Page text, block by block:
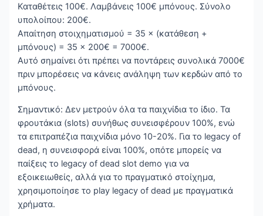
Καταθέτεις 100€. Λαμβάνεις 100€ μπόνους. Σύνολο
υπολοίπου: 200€.
Απαίτηση στοιχηματισμού = 35 × (κατάθεση +
μπόνους) = 35 × 200€ = 7000€.
Αυτό σημαίνει ότι πρέπει να ποντάρεις συνολικά 7000€
πριν μπορέσεις να κάνεις ανάληψη των κερδών από το
μπόνους.
Σημαντικό: Δεν μετρούν όλα τα παιχνίδια το ίδιο. Τα
φρουτάκια (slots) συνήθως συνεισφέρουν 100%, ενώ
τα επιτραπέζια παιχνίδια μόνο 10-20%. Για το legacy of
dead, η συνεισφορά είναι 100%, οπότε μπορείς να
παίξεις το legacy of dead slot demo για να
εξοικειωθείς, αλλά για το πραγματικό στοίχημα,
χρησιμοποίησε το play legacy of dead με πραγματικά
χρήματα.